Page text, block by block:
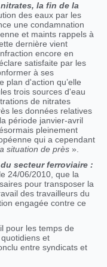
la fin de la
des eaux par les
une condamnation
et maints rappels à
dernière vient
encore en
satisfaite par les
à ses
plan d'action qu’elle
trois sources d'eau
de nitrates
les données relatives
période janvier-avril
pleinement
qui a cependant
situation de près ».
secteur ferroviaire :
24/06/2010, que la
pour transposer la
des travailleurs du
engagée contre ce
pour les temps de
et
entre syndicats et